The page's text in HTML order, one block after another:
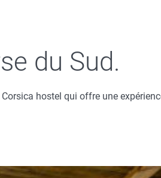
du Sud.
hostel qui offre une